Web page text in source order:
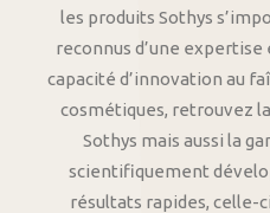
les produits Sothys
reconnus d’une
capacité d’innovation au
cosmétiques, retrouvez
Sothys mais aussi la
scientifiquement
résultats rapides, celle-